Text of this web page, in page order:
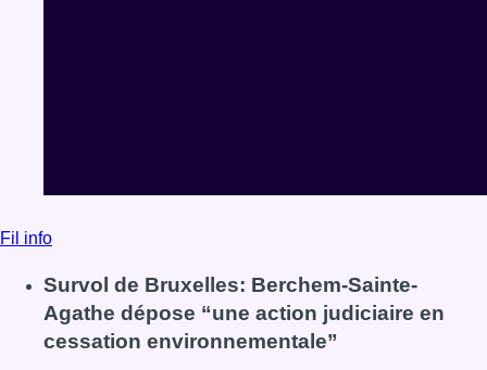
Fil info
Survol de Bruxelles: Berchem-Sainte-
Agathe dépose “une action judiciaire en
cessation environnementale”